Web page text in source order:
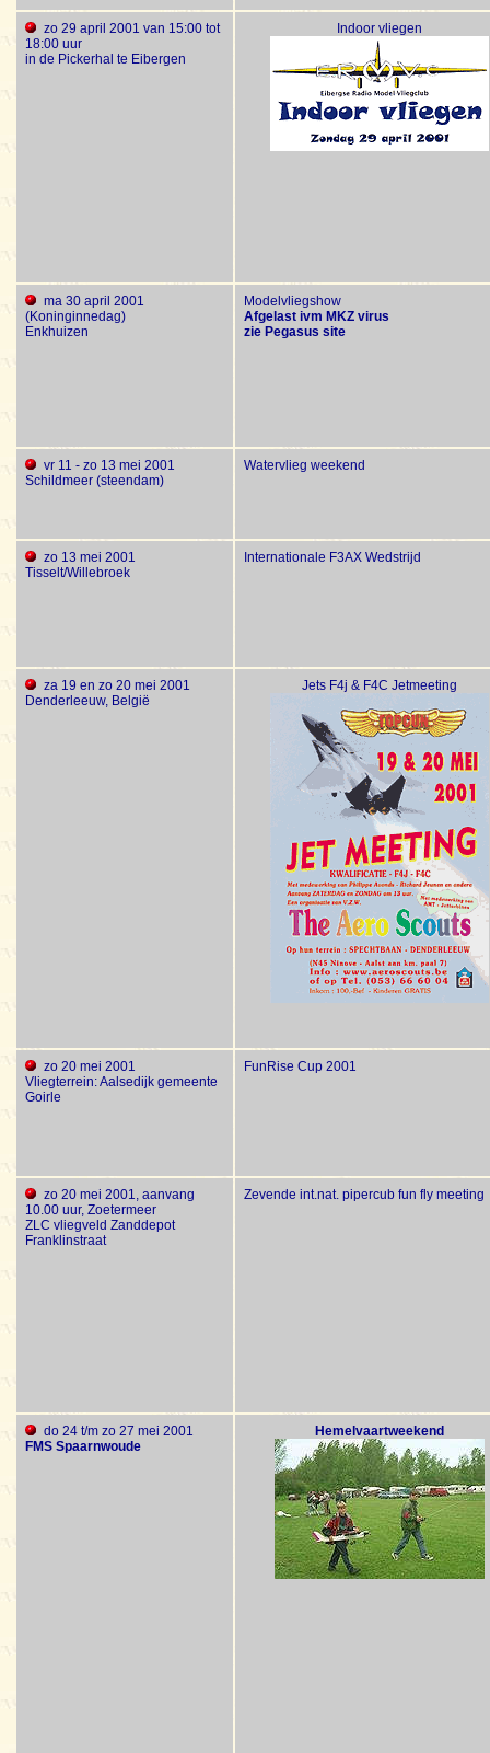
zo 29 april 2001 van 15:00 tot
18:00 uur
in de Pickerhal te Eibergen
Indoor vliegen
ma 30 april 2001
(Koninginnedag)
Enkhuizen
Modelvliegshow
Afgelast ivm MKZ virus
zie Pegasus site
vr 11 - zo 13 mei 2001
Schildmeer (steendam)
Watervlieg weekend
zo 13 mei 2001
Tisselt/Willebroek
Internationale F3AX Wedstrijd
za 19 en zo 20 mei 2001
Denderleeuw, België
Jets F4j & F4C Jetmeeting
zo 20 mei 2001
Vliegterrein: Aalsedijk gemeente
Goirle
FunRise Cup 2001
zo 20 mei 2001, aanvang
10.00 uur, Zoetermeer
ZLC vliegveld Zanddepot
Franklinstraat
Zevende int.nat. pipercub fun fly meeting
do 24 t/m zo 27 mei 2001
FMS Spaarnwoude
Hemelvaartweekend